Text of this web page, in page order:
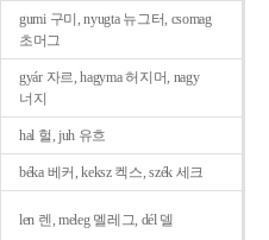
gumi 구미, nyugta 뉴그터, csomag
초머그
gyár 자르, hagyma 허지머, nagy
너지
hal 헐, juh 유흐
béka 베커, keksz 켁스, szék 세크
len 렌, meleg 멜레그, dél 델